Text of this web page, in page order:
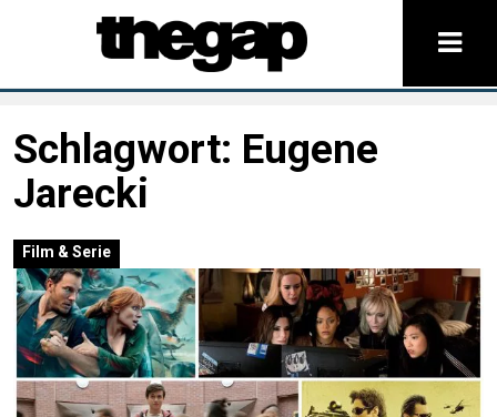
Schlagwort: Eugene
Jarecki
Film & Serie